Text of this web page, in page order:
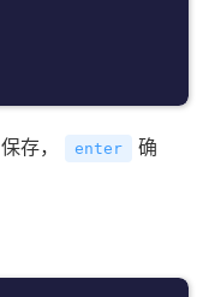
保存， enter
确